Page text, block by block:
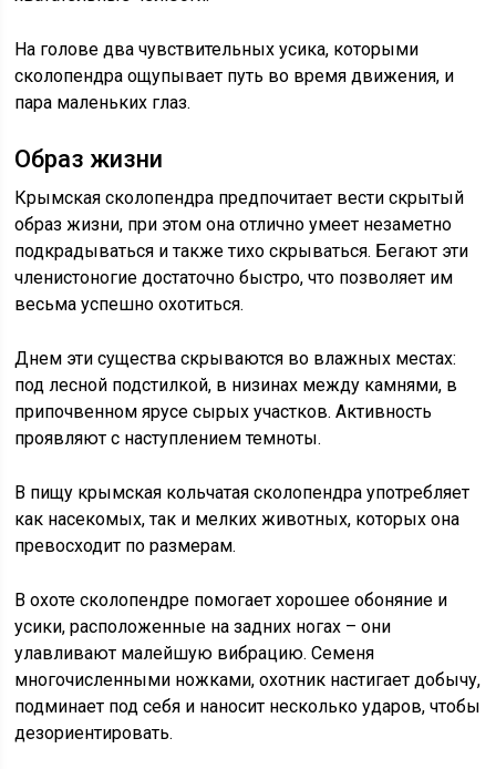
На голове два чувствительных усика, которыми
сколопендра ощупывает путь во время движения, и
пара маленьких глаз.
Образ жизни
Крымская сколопендра предпочитает вести скрытый
образ жизни, при этом она отлично умеет незаметно
подкрадываться и также тихо скрываться. Бегают эти
членистоногие достаточно быстро, что позволяет им
весьма успешно охотиться.
Днем эти существа скрываются во влажных местах:
под лесной подстилкой, в низинах между камнями, в
припочвенном ярусе сырых участков. Активность
проявляют с наступлением темноты.
В пищу крымская кольчатая сколопендра употребляет
как насекомых, так и мелких животных, которых она
превосходит по размерам.
В охоте сколопендре помогает хорошее обоняние и
усики, расположенные на задних ногах – они
улавливают малейшую вибрацию. Семеня
многочисленными ножками, охотник настигает добычу,
подминает под себя и наносит несколько ударов, чтобы
дезориентировать.